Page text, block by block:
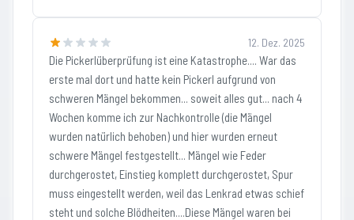
12. Dez. 2025
Die Pickerlüberprüfung ist eine Katastrophe.... War das
erste mal dort und hatte kein Pickerl aufgrund von
schweren Mängel bekommen... soweit alles gut... nach 4
Wochen komme ich zur Nachkontrolle (die Mängel
wurden natürlich behoben) und hier wurden erneut
schwere Mängel festgestellt... Mängel wie Feder
durchgerostet, Einstieg komplett durchgerostet, Spur
muss eingestellt werden, weil das Lenkrad etwas schief
steht und solche Blödheiten....Diese Mängel waren bei